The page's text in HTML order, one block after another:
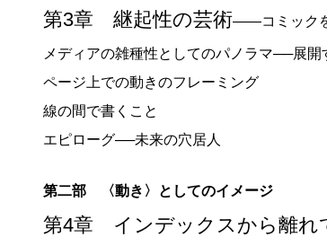
第3章 継起性の芸術――コミック
メディアの雑種性としてのパノラマ──展開
ページ上での動きのフレーミング
線の間で書くこと
エピローグ──未来の穴居人
第二部 〈動き〉としてのイメージ
第4章 インデックスから離れ